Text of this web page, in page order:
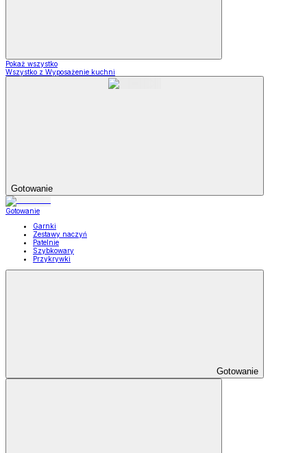
Pokaż wszystko
Wszystko z Wyposażenie kuchni
Gotowanie
Gotowanie
Garnki
Zestawy naczyń
Patelnie
Szybkowary
Przykrywki
Gotowanie